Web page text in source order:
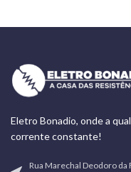
Eletro Bonadio, onde a
corrente constante!
Rua Marechal Deodoro